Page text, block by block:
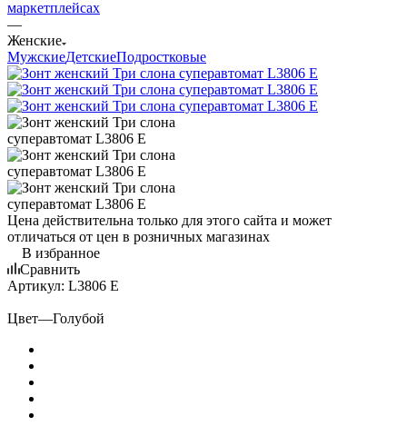
маркетплейсах
—
Женские
МужскиеДетскиеПодростковые
Цена действительна только для этого сайта и может
отличаться от цен в розничных магазинах
В избранное
Сравнить
Артикул: L3806 E
Цвет—Голубой